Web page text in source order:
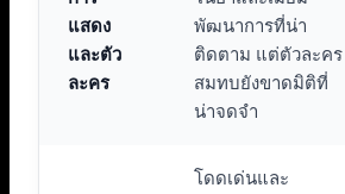
แสดง
และตัว
ละคร
พัฒนาการที่น่า
ติดตาม แต่ตัวละคร
สมทบยังขาดมิติที่
น่าจดจำ
โดดเด่นและ